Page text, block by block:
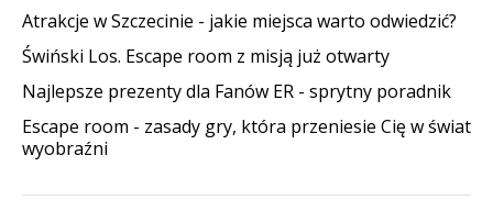
Atrakcje w Szczecinie - jakie miejsca warto odwiedzić?
Świński Los. Escape room z misją już otwarty
Najlepsze prezenty dla Fanów ER - sprytny poradnik
Escape room - zasady gry, która przeniesie Cię w świat
wyobraźni